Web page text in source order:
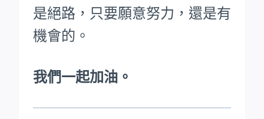
是絕路，只要願意努力，還是有
機會的。
我們一起加油。